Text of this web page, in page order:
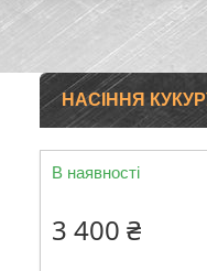
НАСІННЯ
В наявності
3 400 ₴